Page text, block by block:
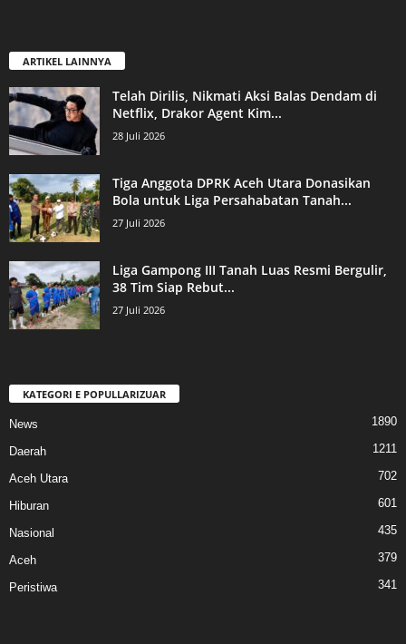
ARTIKEL LAINNYA
Telah Dirilis, Nikmati Aksi Balas Dendam di
Netflix, Drakor Agent Kim...
28 Juli 2026
Tiga Anggota DPRK Aceh Utara Donasikan
Bola untuk Liga Persahabatan Tanah...
27 Juli 2026
Liga Gampong III Tanah Luas Resmi Bergulir,
38 Tim Siap Rebut...
27 Juli 2026
KATEGORI E POPULLARIZUAR
News 1890
Daerah 1211
Aceh Utara 702
Hiburan 601
Nasional 435
Aceh 379
Peristiwa 341